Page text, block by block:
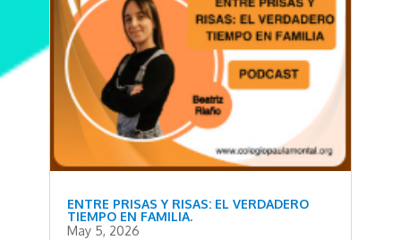
ENTRE PRISAS Y RISAS: EL VERDADERO
TIEMPO EN FAMILIA.
May 5, 2026